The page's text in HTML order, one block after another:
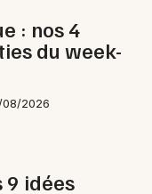
: nos 4
du week-
2026
9 idées